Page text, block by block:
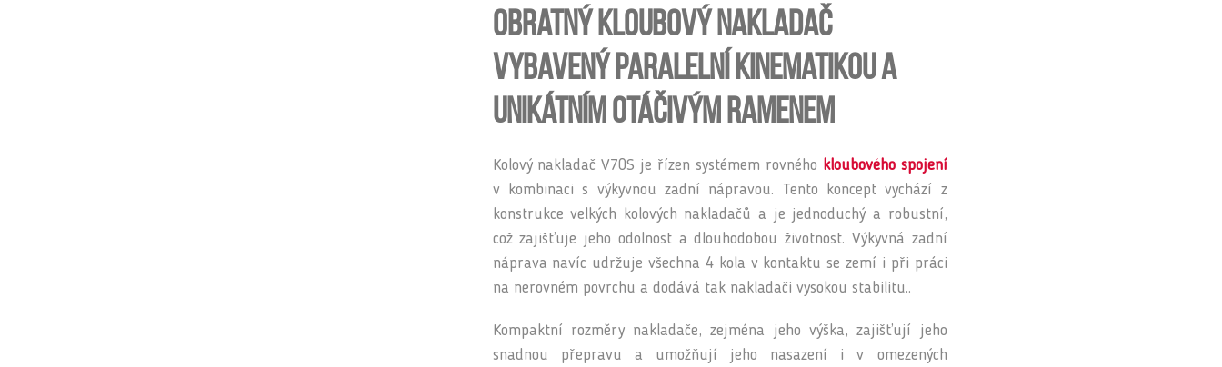
Obratný kloubový nakladač
vybavený paralelní kinematikou a
unikátním otáčivým ramenem
Kolový nakladač V70S je řízen systémem rovného kloubového spojení
v kombinaci s výkyvnou zadní nápravou. Tento koncept vychází z
konstrukce velkých kolových nakladačů a je jednoduchý a robustní,
což zajišťuje jeho odolnost a dlouhodobou životnost. Výkyvná zadní
náprava navíc udržuje všechna 4 kola v kontaktu se zemí i při práci
na nerovném povrchu a dodává tak nakladači vysokou stabilitu..
Kompaktní rozměry nakladače, zejména jeho výška, zajišťují jeho
snadnou přepravu a umožňují jeho nasazení i v omezených